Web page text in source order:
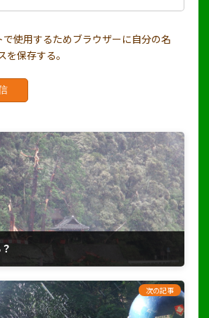
使用するためブラウザーに自分の名
を保存する。
次の記事